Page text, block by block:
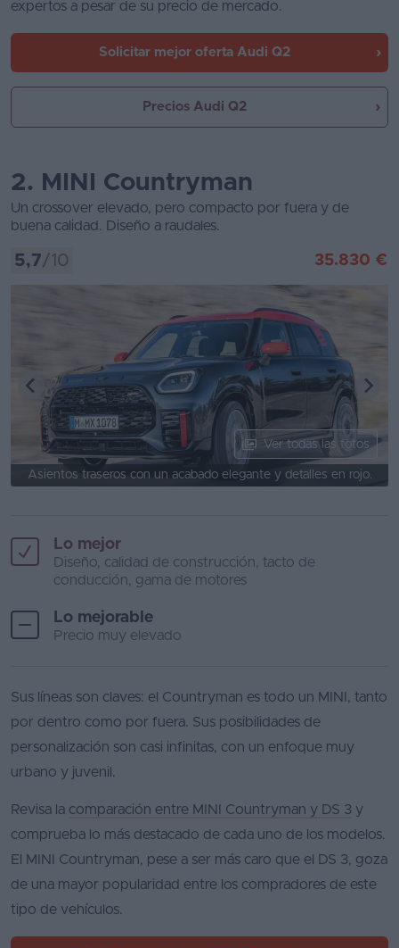
expertos a pesar de su precio de mercado.
Solicitar mejor oferta Audi Q2
Precios Audi Q2
2. MINI Countryman
Un crossover elevado, pero compacto por fuera y de
buena calidad. Diseño a raudales.
5,7/10 35.830 €
Ver todas las fotos
Asientos traseros con un acabado elegante y detalles en rojo.
Lo mejor
Diseño, calidad de construcción, tacto de
conducción, gama de motores
Lo mejorable
Precio muy elevado
Sus líneas son claves: el Countryman es todo un MINI, tanto
por dentro como por fuera. Sus posibilidades de
personalización son casi infinitas, con un enfoque muy
urbano y juvenil.
Revisa la comparación entre MINI Countryman y DS 3 y
comprueba lo más destacado de cada uno de los modelos.
El MINI Countryman, pese a ser más caro que el DS 3, goza
de una mayor popularidad entre los compradores de este
tipo de vehículos.